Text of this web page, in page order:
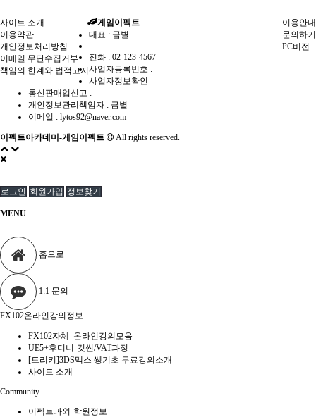
사이트 소개
이용약관
개인정보처리방침
이메일 무단수집거부
책임의 한계와 법적고지
이용안내
문의하기
PC버전
게임이펙트
대표 : 금별
전화 : 02-123-4567
사업자등록번호 :
사업자정보확인
통신판매업신고 :
개인정보관리책임자 : 금별
이메일 : lytos92@naver.com
이펙트아카데미-게임이펙트 All rights reserved.
로그인 회원가입 정보찾기
MENU
홈으로
1:1 문의
FX102온라인강의정보
FX102자체_온라인강의모음
UE5+후디니-컷씬/VAT과정
[트리키]3DS맥스 쌩기초 무료강의소개
사이트 소개
Community
이펙트과외·학원정보